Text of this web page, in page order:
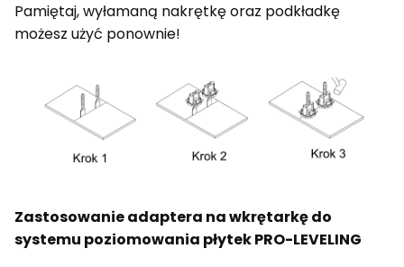
Pamiętaj, wyłamaną nakrętkę oraz podkładkę
możesz użyć ponownie!
Zastosowanie adaptera na wkrętarkę do
systemu poziomowania płytek PRO-LEVELING